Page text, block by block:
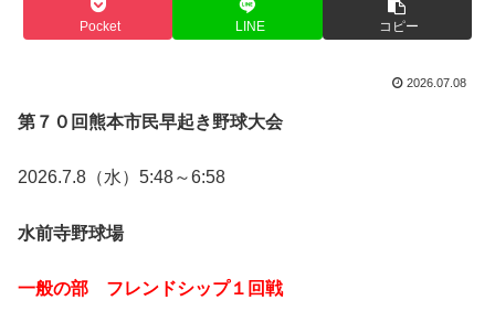
Pocket LINE コピー
2026.07.08
第７０回熊本市民早起き野球大会
2026.7.8（水）5:48～6:58
水前寺野球場
一般の部 フレンドシップ１回戦